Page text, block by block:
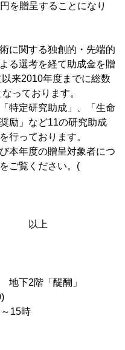
を贈呈することになり
に関する独創的・先端的
る選考を経て助成金を贈
来2010年度までに総数
っております。
特定研究助成」、「生命
励」など11の研究助成
行っております。
本年度の贈呈対象者につ
ご覧ください。(
地下2階「醍醐」
15時